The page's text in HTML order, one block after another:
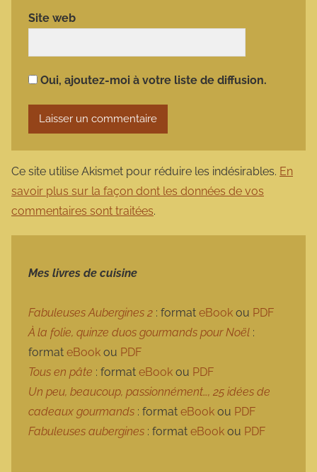
Site web
Oui, ajoutez-moi à votre liste de diffusion.
Ce site utilise Akismet pour réduire les indésirables. En
savoir plus sur la façon dont les données de vos
commentaires sont traitées.
Mes livres de cuisine
Fabuleuses Aubergines 2 : format eBook ou PDF
À la folie, quinze duos gourmands pour Noël :
format eBook ou PDF
Tous en pâte : format eBook ou PDF
Un peu, beaucoup, passionnément…, 25 idées de
cadeaux gourmands : format eBook ou PDF
Fabuleuses aubergines : format eBook ou PDF